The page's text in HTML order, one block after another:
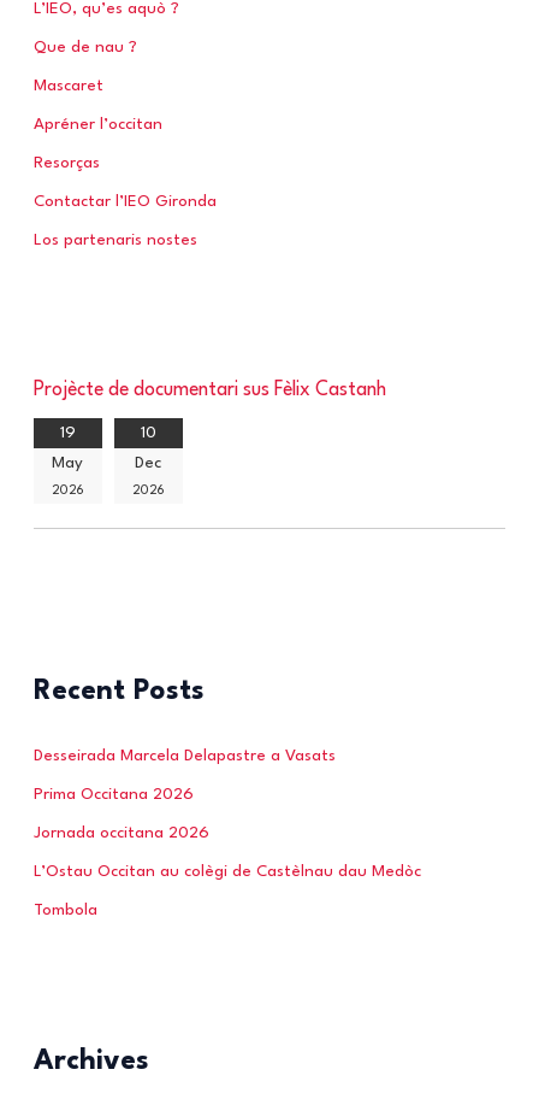
L’IEO, qu’es aquò ?
Que de nau ?
Mascaret
Apréner l’occitan
Resorças
Contactar l’IEO Gironda
Los partenaris nostes
Projècte de documentari sus Fèlix Castanh
19
May
2026
10
Dec
2026
Recent Posts
Desseirada Marcela Delapastre a Vasats
Prima Occitana 2026
Jornada occitana 2026
L’Ostau Occitan au colègi de Castèlnau dau Medòc
Tombola
Archives